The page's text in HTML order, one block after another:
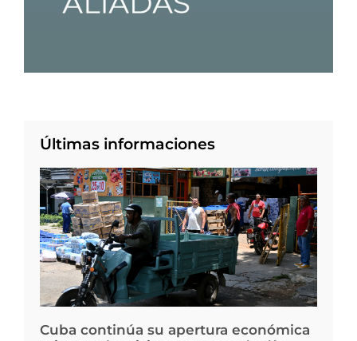
Últimas informaciones
Cuba continúa su apertura económica